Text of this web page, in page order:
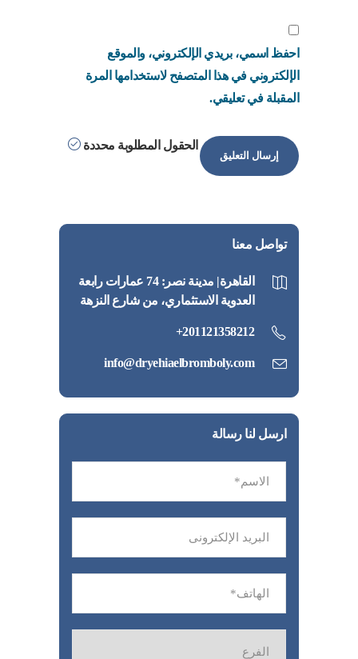
احفظ اسمي، بريدي الإلكتروني، والموقع
الإلكتروني في هذا المتصفح لاستخدامها المرة
المقبلة في تعليقي.
الحقول المطلوبة محددة
تواصل معنا
القاهرة| مدينة نصر: 74 عمارات رابعة
العدوية الاستثماري، من شارع النزهة
201121358212+
info@dryehiaelbromboly.com
ارسل لنا رسالة